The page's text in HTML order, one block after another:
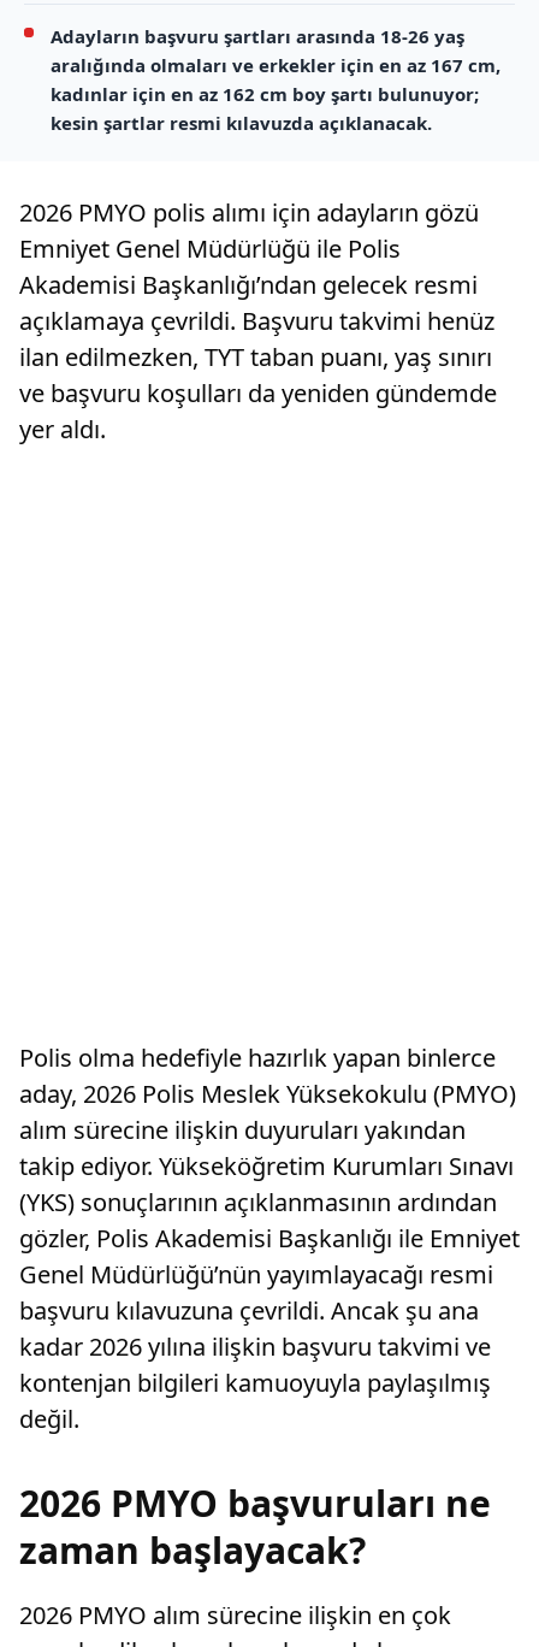
Adayların başvuru şartları arasında 18-26 yaş
aralığında olmaları ve erkekler için en az 167 cm,
kadınlar için en az 162 cm boy şartı bulunuyor;
kesin şartlar resmi kılavuzda açıklanacak.
2026 PMYO polis alımı için adayların gözü
Emniyet Genel Müdürlüğü ile Polis
Akademisi Başkanlığı’ndan gelecek resmi
açıklamaya çevrildi. Başvuru takvimi henüz
ilan edilmezken, TYT taban puanı, yaş sınırı
ve başvuru koşulları da yeniden gündemde
yer aldı.
Polis olma hedefiyle hazırlık yapan binlerce
aday, 2026 Polis Meslek Yüksekokulu (PMYO)
alım sürecine ilişkin duyuruları yakından
takip ediyor. Yükseköğretim Kurumları Sınavı
(YKS) sonuçlarının açıklanmasının ardından
gözler, Polis Akademisi Başkanlığı ile Emniyet
Genel Müdürlüğü’nün yayımlayacağı resmi
başvuru kılavuzuna çevrildi. Ancak şu ana
kadar 2026 yılına ilişkin başvuru takvimi ve
kontenjan bilgileri kamuoyuyla paylaşılmış
değil.
2026 PMYO başvuruları ne
zaman başlayacak?
2026 PMYO alım sürecine ilişkin en çok